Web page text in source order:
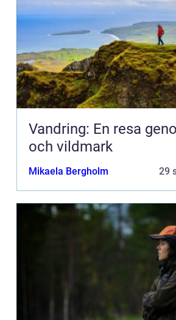
Vandring: En resa
och vildmark
Mikaela Bergholm 29